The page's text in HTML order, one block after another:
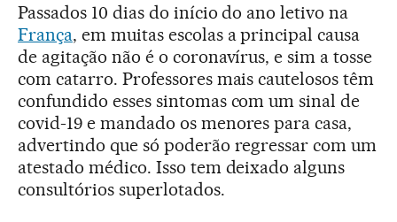
Passados 10 dias do início do ano letivo na
França, em muitas escolas a principal causa
de agitação não é o coronavírus, e sim a tosse
com catarro. Professores mais cautelosos têm
confundido esses sintomas com um sinal de
covid-19 e mandado os menores para casa,
advertindo que só poderão regressar com um
atestado médico. Isso tem deixado alguns
consultórios superlotados.